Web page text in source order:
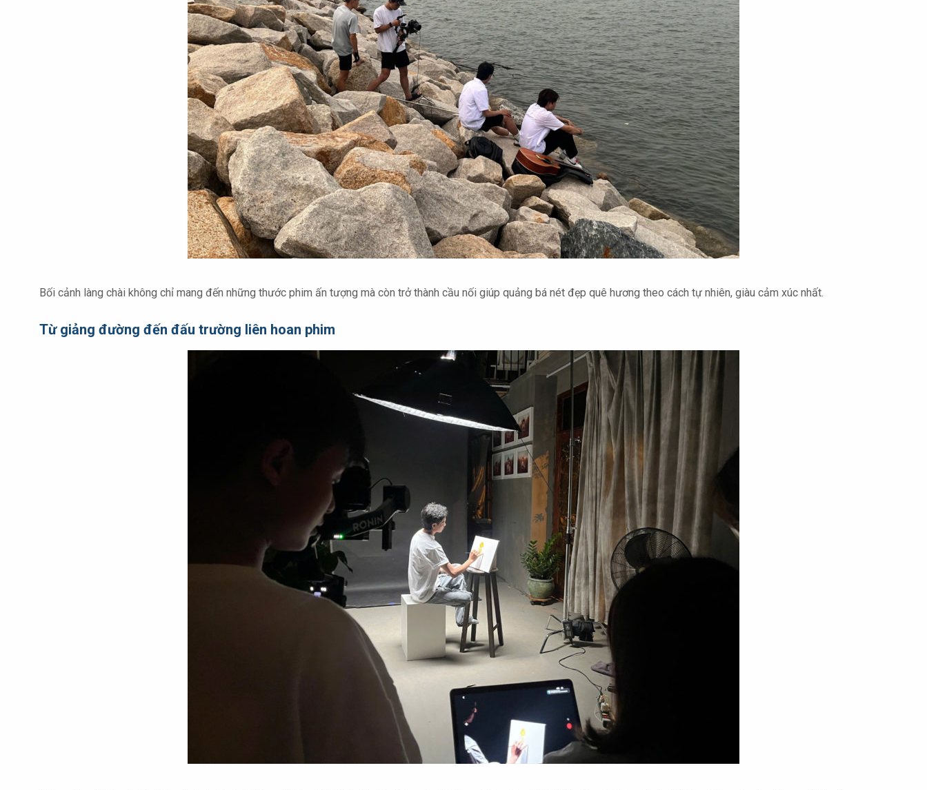
Bối cảnh làng chài không chỉ mang đến những thước phim ấn tượng mà còn trở thành cầu nối giúp quảng bá nét đẹp quê hương theo cách tự nhiên, giàu cảm xúc nhất.
Từ giảng đường đến đấu trường liên hoan phim